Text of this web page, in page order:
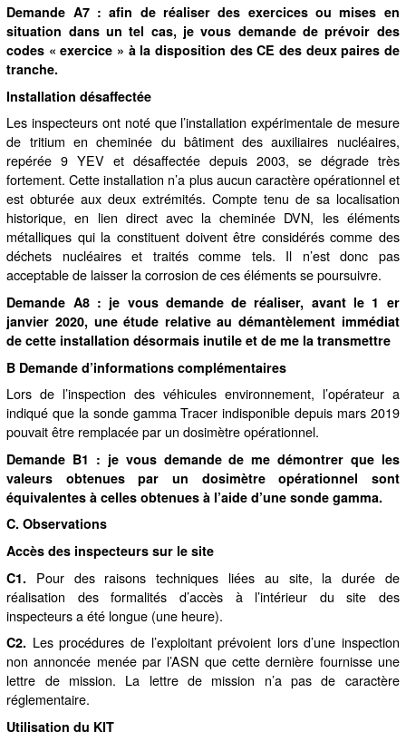
Demande A7 : afin de réaliser des exercices ou mises en
situation dans un tel cas, je vous demande de prévoir des
codes « exercice » à la disposition des CE des deux paires de
tranche.
Installation désaffectée
Les inspecteurs ont noté que l’installation expérimentale de mesure
de tritium en cheminée du bâtiment des auxiliaires nucléaires,
repérée 9 YEV et désaffectée depuis 2003, se dégrade très
fortement. Cette installation n’a plus aucun caractère opérationnel et
est obturée aux deux extrémités. Compte tenu de sa localisation
historique, en lien direct avec la cheminée DVN, les éléments
métalliques qui la constituent doivent être considérés comme des
déchets nucléaires et traités comme tels. Il n’est donc pas
acceptable de laisser la corrosion de ces éléments se poursuivre.
Demande A8 : je vous demande de réaliser, avant le 1 er
janvier 2020, une étude relative au démantèlement immédiat
de cette installation désormais inutile et de me la transmettre
B Demande d’informations complémentaires
Lors de l’inspection des véhicules environnement, l’opérateur a
indiqué que la sonde gamma Tracer indisponible depuis mars 2019
pouvait être remplacée par un dosimètre opérationnel.
Demande B1 : je vous demande de me démontrer que les
valeurs obtenues par un
dosimètre opérationnel sont
équivalentes à celles obtenues à l’aide d’une sonde gamma.
C. Observations
Accès des inspecteurs sur le site
C1. Pour des raisons techniques liées au site, la durée de
réalisation des formalités d’accès à l’intérieur du site des
inspecteurs a été longue (une heure).
C2. Les procédures de l’exploitant prévoient lors d’une inspection
non annoncée menée par l’ASN que cette dernière fournisse une
lettre de mission. La lettre de mission n’a pas de caractère
réglementaire.
Utilisation du KIT